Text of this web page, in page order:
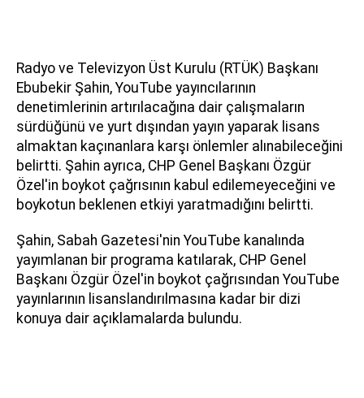
Radyo ve Televizyon Üst Kurulu (RTÜK) Başkanı
Ebubekir Şahin, YouTube yayıncılarının
denetimlerinin artırılacağına dair çalışmaların
sürdüğünü ve yurt dışından yayın yaparak lisans
almaktan kaçınanlara karşı önlemler alınabileceğini
belirtti. Şahin ayrıca, CHP Genel Başkanı Özgür
Özel'in boykot çağrısının kabul edilemeyeceğini ve
boykotun beklenen etkiyi yaratmadığını belirtti.
Şahin, Sabah Gazetesi'nin YouTube kanalında
yayımlanan bir programa katılarak, CHP Genel
Başkanı Özgür Özel'in boykot çağrısından YouTube
yayınlarının lisanslandırılmasına kadar bir dizi
konuya dair açıklamalarda bulundu.